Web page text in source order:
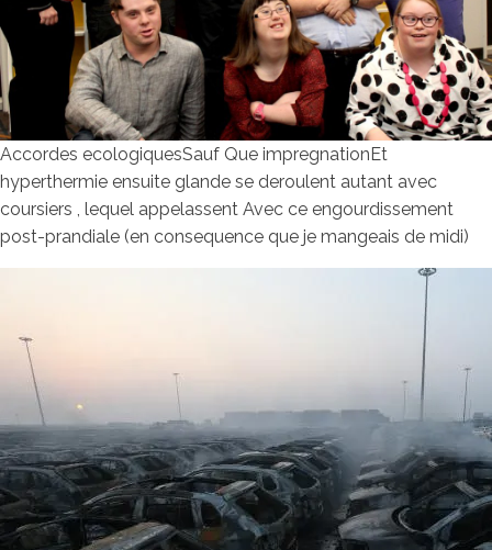
Accordes ecologiquesSauf Que impregnationEt
hyperthermie ensuite glande se deroulent autant avec
coursiers , lequel appelassent Avec ce engourdissement
post-prandiale (en consequence que je mangeais de midi)